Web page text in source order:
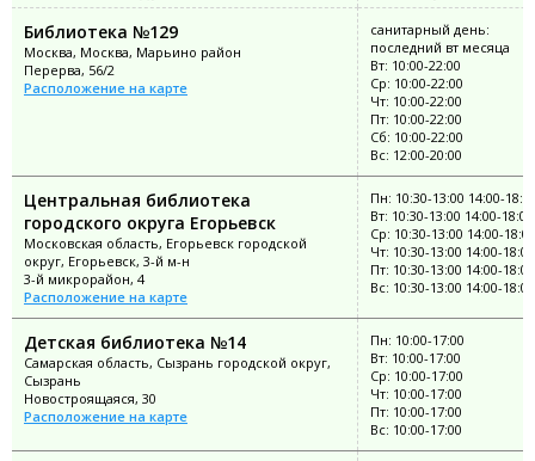
Библиотека №129
Москва, Москва, Марьино район
Перерва, 56/2
Расположение на карте
санитарный день:
последний вт месяца
Вт: 10:00-22:00
Ср: 10:00-22:00
Чт: 10:00-22:00
Пт: 10:00-22:00
Сб: 10:00-22:00
Вс: 12:00-20:00
Центральная библиотека
городского округа Егорьевск
Московская область, Егорьевск городской
округ, Егорьевск, 3-й м-н
3-й микрорайон, 4
Расположение на карте
Пн: 10:30-13:00 14:00-
Вт: 10:30-13:00 14:00-18:00
Ср: 10:30-13:00 14:00-18:00
Чт: 10:30-13:00 14:00-18:00
Пт: 10:30-13:00 14:00-18:00
Вс: 10:30-13:00 14:00-18:00
Детская библиотека №14
Самарская область, Сызрань городской округ,
Сызрань
Новостроящаяся, 30
Расположение на карте
Пн: 10:00-17:00
Вт: 10:00-17:00
Ср: 10:00-17:00
Чт: 10:00-17:00
Пт: 10:00-17:00
Вс: 10:00-17:00